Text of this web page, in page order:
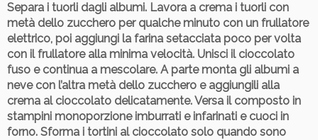
Separa i tuorli dagli albumi. Lavora a crema i tuorli con
metà dello zucchero per qualche minuto con un frullatore
elettrico, poi aggiungi la farina setacciata poco per volta
con il frullatore alla minima velocità. Unisci il cioccolato
fuso e continua a mescolare. A parte monta gli albumi a
neve con l’altra metà dello zucchero e aggiungili alla
crema al cioccolato delicatamente. Versa il composto in
stampini monoporzione imburrati e infarinati e cuoci in
forno. Sforma i tortini al cioccolato solo quando sono